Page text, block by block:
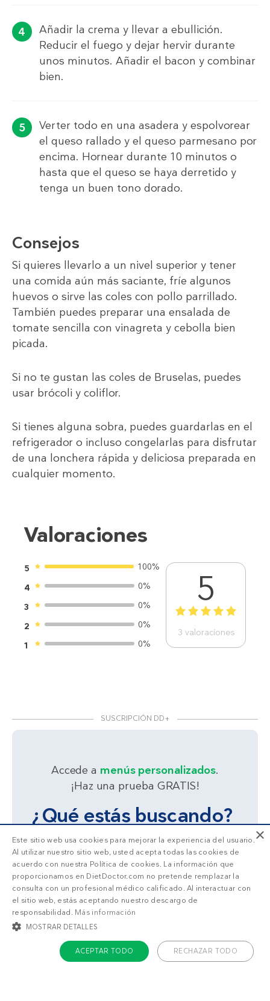
Añadir la crema y llevar a ebullición.
Reducir el fuego y dejar hervir durante
unos minutos. Añadir el bacon y combinar
bien.
Verter todo en una asadera y espolvorear
el queso rallado y el queso parmesano por
encima. Hornear durante 10 minutos o
hasta que el queso se haya derretido y
tenga un buen tono dorado.
Consejos
Si quieres llevarlo a un nivel superior y tener
una comida aún más saciante, fríe algunos
huevos o sirve las coles con pollo parrillado.
También puedes preparar una ensalada de
tomate sencilla con vinagreta y cebolla bien
picada.
Si no te gustan las coles de Bruselas, puedes
usar brócoli y coliflor.
Si tienes alguna sobra, puedes guardarlas en el
refrigerador o incluso congelarlas para disfrutar
de una lonchera rápida y deliciosa preparada en
cualquier momento.
Valoraciones
5
100%
4
0%
3
0%
2
0%
1
0%
5
1 2 3 4 5
3 valoraciones
SUSCRIPCIÓN DD+
Accede a menús personalizados.
¡Haz una prueba GRATIS!
¿Qué estás buscando?
Adelgazar Sentirme bien
×
Este sitio web usa cookies para mejorar la experiencia del usuario.
Al utilizar nuestro sitio web, usted acepta todas las cookies de
acuerdo con nuestra Política de cookies. La información que
proporcionamos en DietDoctor.com no pretende remplazar la
consulta con un profesional médico calificado. Al interactuar con
el sitio web, estás aceptando nuestro descargo de
responsabilidad. Más información
MOSTRAR DETALLES
ACEPTAR TODO RECHAZAR TODO